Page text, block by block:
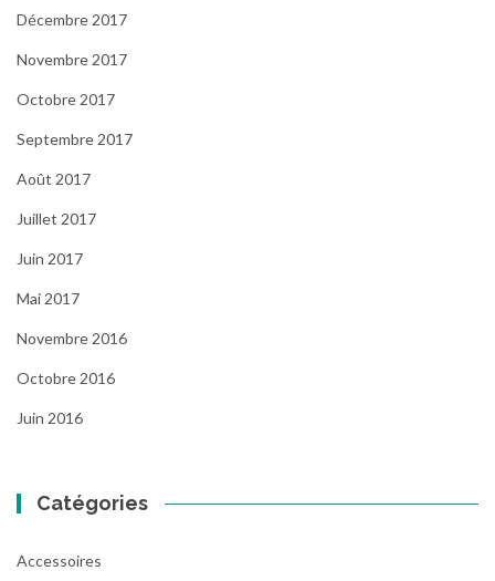
Décembre 2017
Novembre 2017
Octobre 2017
Septembre 2017
Août 2017
Juillet 2017
Juin 2017
Mai 2017
Novembre 2016
Octobre 2016
Juin 2016
Catégories
Accessoires